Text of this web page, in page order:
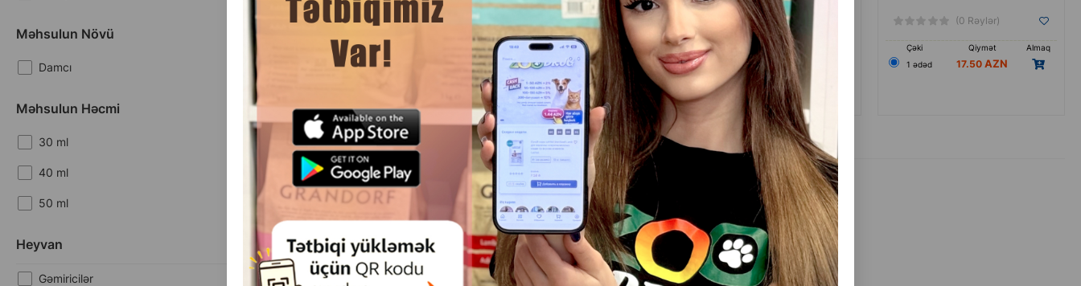
Məhsulun Növü
Damcı
Məhsulun Həcmi
30 ml
40 ml
50 ml
Heyvan
Gəmiricilər
(0 Rəylər)
Qiymət
6.00
(0 Rəylər)
Çəki Qiymət
Almaq
1 ədəd
6.00
(0 Rəylər)
Çəki Qiymət
1 ədəd
6.00
(0 Rəylər)
Çəki Qiymət
Almaq
1 ədəd
17.50
Məhsullar 1-4 of 4